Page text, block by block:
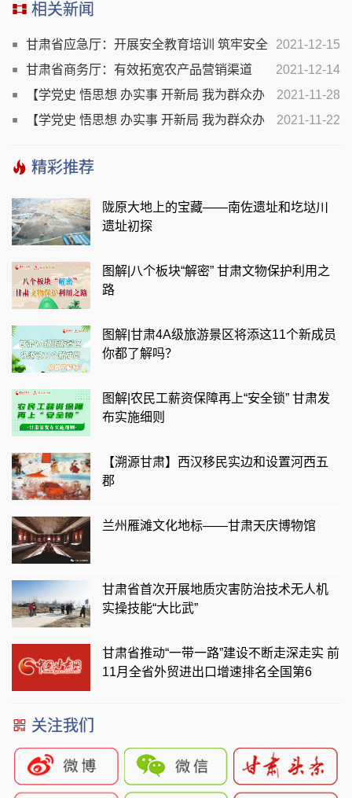
相关新闻
2021-12-15
甘肃省应急厅：开展安全教育培训 筑牢安全
生产防线
2021-12-14
甘肃省商务厅：有效拓宽农产品营销渠道
2021-11-28
【学党史 悟思想 办实事 开新局 我为群众办
实事】甘肃省残联：多措并举办好扶残助残实事2021-11-22
【学党史 悟思想 办实事 开新局 我为群众办
持续深化“放管服”改革为经济社会发展添活力增动力
精彩推荐
陇原大地上的宝藏——南佐遗址和圪垯川
遗址初探
图解|八个板块“解密” 甘肃文物保护利用之
路
图解|甘肃4A级旅游景区将添这11个新成员
你都了解吗？
图解|农民工薪资保障再上“安全锁” 甘肃发
布实施细则
【溯源甘肃】西汉移民实边和设置河西五
郡
兰州雁滩文化地标——甘肃天庆博物馆
甘肃省首次开展地质灾害防治技术无人机
实操技能“大比武”
甘肃省推动“一带一路”建设不断走深走实 前
11月全省外贸进出口增速排名全国第6
关注我们